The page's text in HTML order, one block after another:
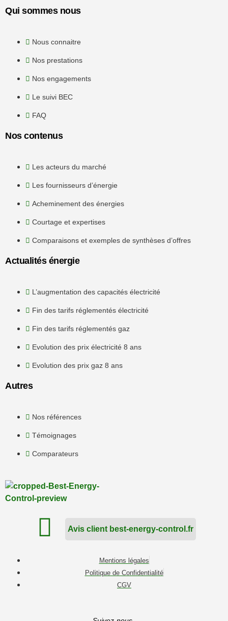
Qui sommes nous
Nous connaitre
Nos prestations
Nos engagements
Le suivi BEC
FAQ
Nos contenus
Les acteurs du marché
Les fournisseurs d’énergie
Acheminement des énergies
Courtage et expertises
Comparaisons et exemples de synthèses d’offres
Actualités énergie
L’augmentation des capacités électricité
Fin des tarifs réglementés électricité
Fin des tarifs réglementés gaz
Evolution des prix électricité 8 ans
Evolution des prix gaz 8 ans
Autres
Nos références
Témoignages
Comparateurs
Avis client best-energy-control.fr
Mentions légales
Politique de Confidentialité
CGV